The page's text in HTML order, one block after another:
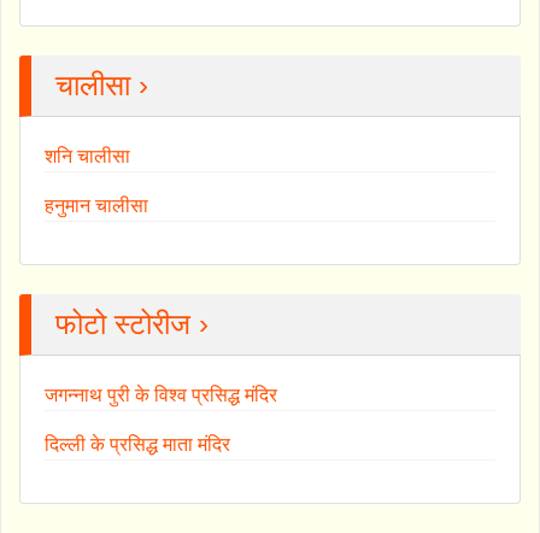
चालीसा ›
शनि चालीसा
हनुमान चालीसा
फोटो स्टोरीज ›
जगन्नाथ पुरी के विश्व प्रसिद्ध मंदिर
दिल्ली के प्रसिद्ध माता मंदिर